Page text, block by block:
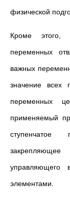
физической
Кроме этого,
переменных
важных
значение всех
переменных
применяемый
ступенчатое
управляющего
элементами.